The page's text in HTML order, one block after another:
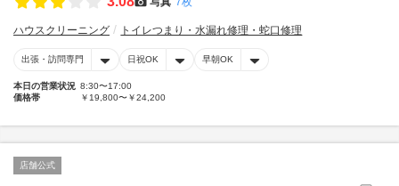
ハウスクリーニング トイレつまり・水漏れ修理・蛇口修理
出張・訪問専門 日祝OK 早朝OK
本日の営業状況 8:30〜17:00
価格帯
￥19,800〜￥24,200
店舗公式